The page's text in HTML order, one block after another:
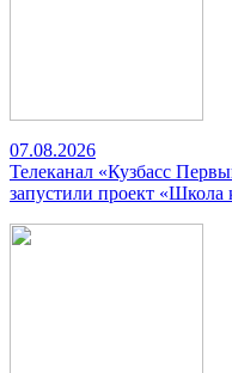
07.08.2026
Телеканал «Кузбасс
запустили проект «Школа